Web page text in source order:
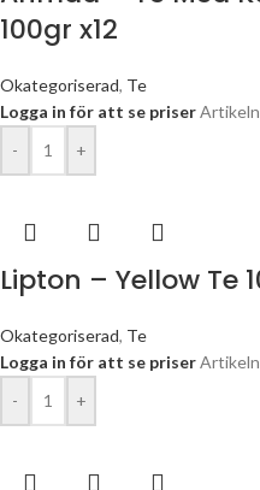
100gr x12
Okategoriserad, Te
Logga in för att se priser
-
+
Lipton – Yellow Te
Okategoriserad, Te
Logga in för att se priser
-
+